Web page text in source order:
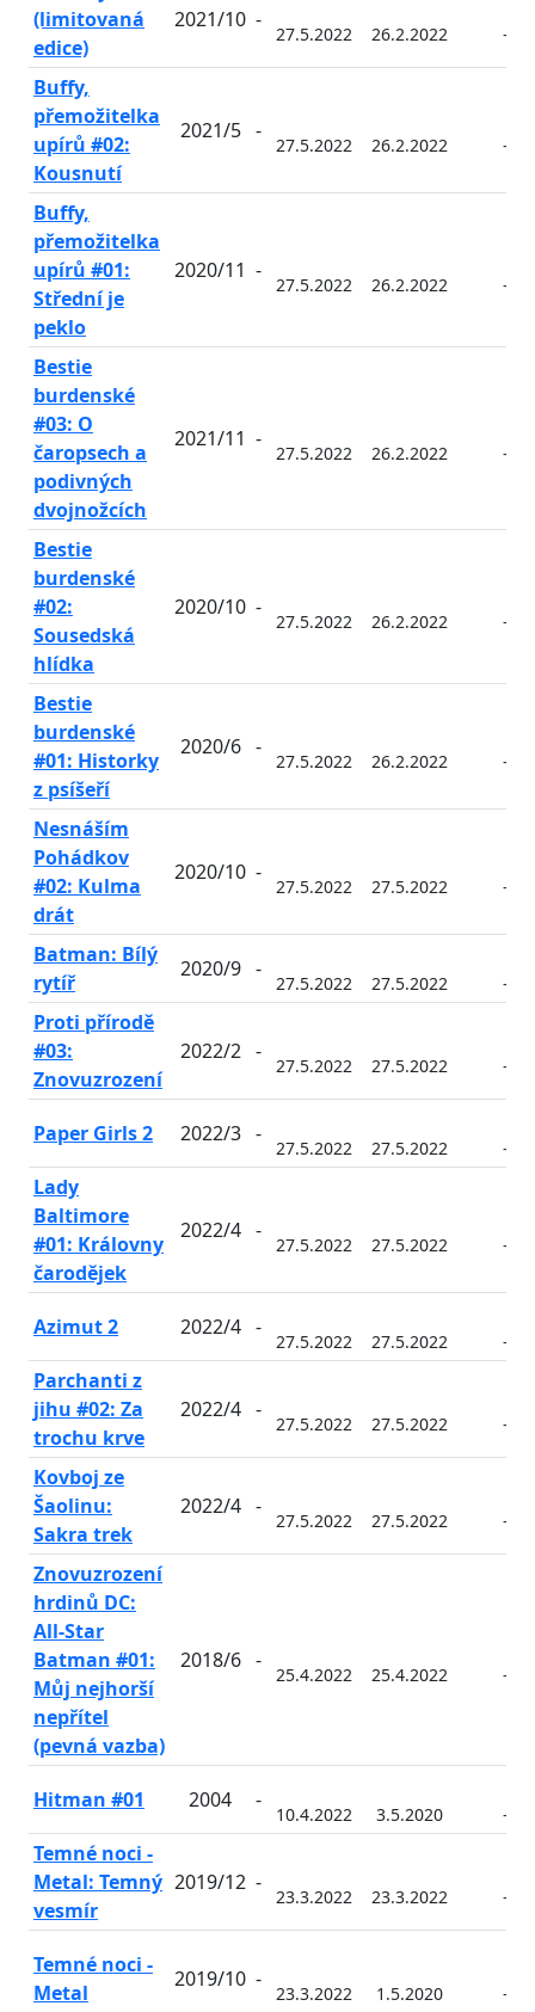
(limitovaná
edice)
2021/10 -
27.5.2022 26.2.2022 -
Buffy,
přemožitelka
upírů #02:
Kousnutí
2021/5 -
27.5.2022 26.2.2022 -
Buffy,
přemožitelka
upírů #01:
Střední je
peklo
2020/11 -
27.5.2022 26.2.2022 -
Bestie
burdenské
#03: O
čaropsech a
podivných
dvojnožcích
2021/11 -
27.5.2022 26.2.2022 -
Bestie
burdenské
#02:
Sousedská
hlídka
2020/10 -
27.5.2022 26.2.2022 -
Bestie
burdenské
#01: Historky
z psíšeří
2020/6 -
27.5.2022 26.2.2022 -
Nesnáším
Pohádkov
#02: Kulma
drát
2020/10 -
27.5.2022 27.5.2022 -
Batman: Bílý
rytíř
2020/9 -
27.5.2022 27.5.2022 -
Proti přírodě
#03:
Znovuzrození
2022/2 -
27.5.2022 27.5.2022 -
Paper Girls 2 2022/3 -
27.5.2022 27.5.2022 -
Lady
Baltimore
#01: Královny
čarodějek
2022/4 -
27.5.2022 27.5.2022 -
Azimut 2 2022/4 -
27.5.2022 27.5.2022 -
Parchanti z
jihu #02: Za
trochu krve
2022/4 -
27.5.2022 27.5.2022 -
Kovboj ze
Šaolinu:
Sakra trek
2022/4 -
27.5.2022 27.5.2022 -
Znovuzrození
hrdinů DC:
All-Star
Batman #01:
Můj nejhorší
nepřítel
(pevná vazba)
2018/6 -
25.4.2022 25.4.2022 -
Hitman #01 2004 -
10.4.2022 3.5.2020 -
Temné noci -
Metal: Temný
vesmír
2019/12 -
23.3.2022 23.3.2022 -
Temné noci -
Metal
2019/10 -
23.3.2022 1.5.2020 -